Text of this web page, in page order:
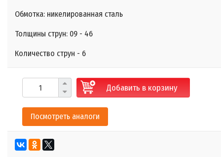
Обмотка: никелированная сталь
Толщины струн: 09 - 46
Количество струн - 6
Добавить в корзину
Посмотреть аналоги